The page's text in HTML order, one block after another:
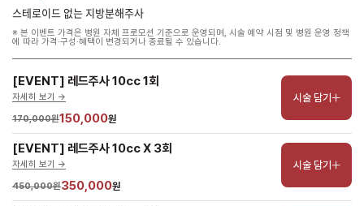
스테로이드 없는 지방분해주사
※ 본 이벤트 가격은 병원 자체 프로모션 기준으로 운영되며, 시술 예약 시점 및 병원 운영 정책
에 따라 가격·구성·혜택이 변경되거나 종료될 수 있습니다.
[EVENT] 레드주사 10cc 1회
자세히 보기 ->
170,000원150,000원
시술 담기
[EVENT] 레드주사 10cc X 3회
자세히 보기 ->
450,000원350,000원
시술 담기